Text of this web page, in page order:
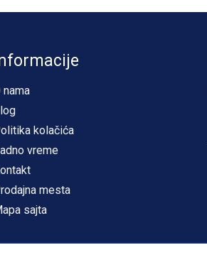
nama
kolačića
vreme
mesta
sajta